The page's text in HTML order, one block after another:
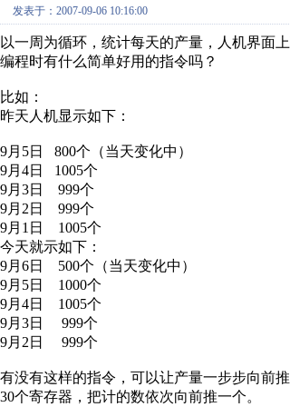
发表于：2007-09-06 10:16:00
以一周为循环，统计每天的产量，人机界面
编程时有什么简单好用的指令吗？
比如：
昨天人机显示如下：
9月5日 800个（当天变化中）
9月4日 1005个
9月3日 999个
9月2日 999个
9月1日 1005个
今天就示如下：
9月6日 500个（当天变化中）
9月5日 1000个
9月4日 1005个
9月3日 999个
9月2日 999个
有没有这样的指令，可以让产量一步步向前
30个寄存器，把计的数依次向前推一个。